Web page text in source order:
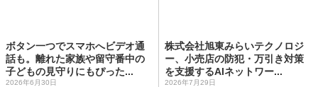
ボタン一つでスマホへビデオ通
話も。離れた家族や留守番中の
子どもの見守りにもぴった...
2026年6月30日
株式会社旭東みらいテクノロジ
ー、小売店の防犯・万引き対策
を支援するAIネットワー...
2026年7月29日